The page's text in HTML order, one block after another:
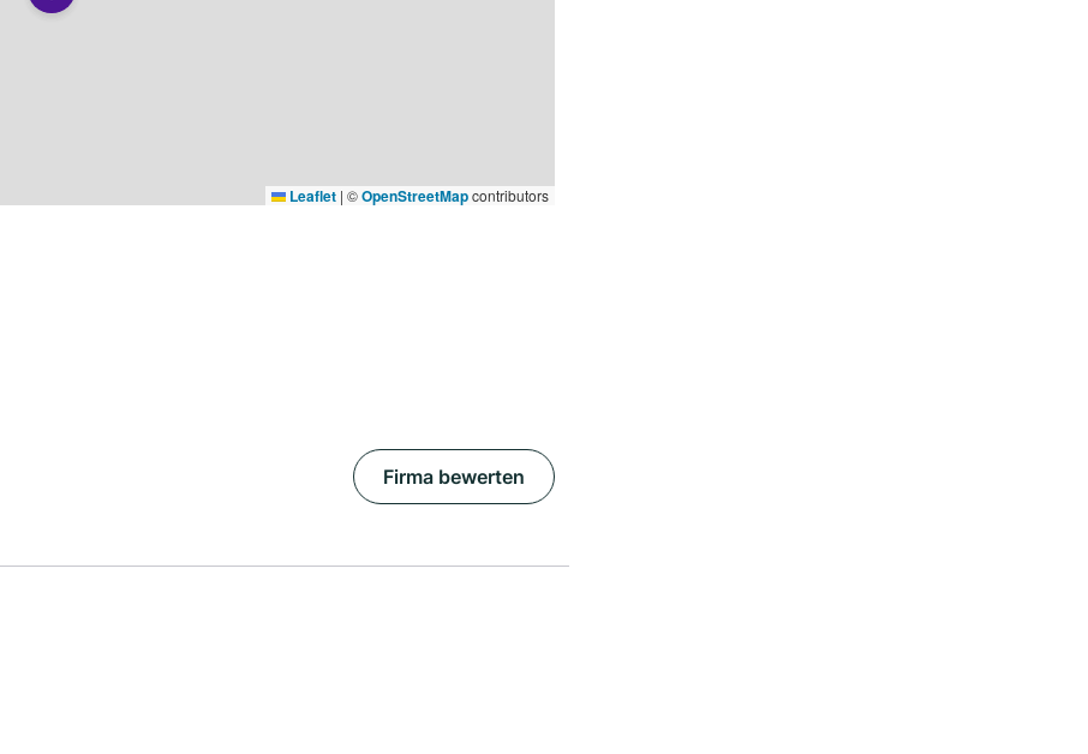
Leaflet | ©OpenStreetMapcontributors
Firma bewerten